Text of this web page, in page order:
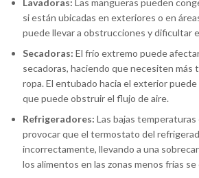
Lavadoras: Las mangueras pueden
si están ubicadas en exteriores o en
puede llevar a obstrucciones y dificultar
Secadoras: El frío extremo puede
secadoras, haciendo que necesiten más
ropa. El entubado hacia el exterior puede
que puede obstruir el flujo de aire.
Refrigeradores: Las bajas
provocar que el termostato del
incorrectamente, llevando a una
los alimentos en las zonas menos frías se